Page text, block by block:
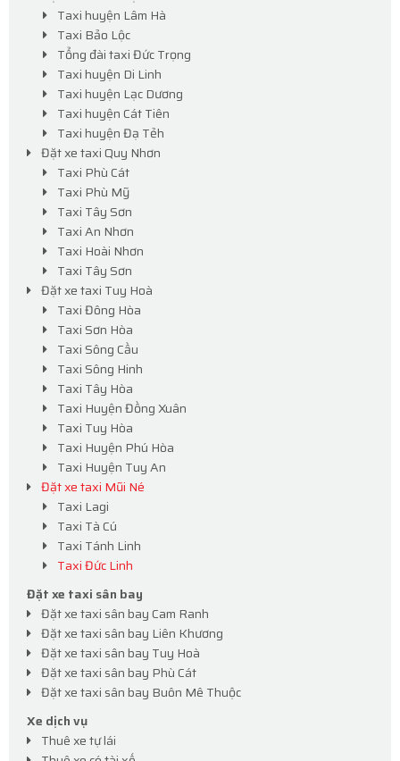
Taxi huyện Lâm Hà
Taxi Bảo Lộc
Tổng đài taxi Đức Trọng
Taxi huyện Di Linh
Taxi huyện Lạc Dương
Taxi huyện Cát Tiên
Taxi huyện Đạ Tẻh
Đặt xe taxi Quy Nhơn
Taxi Phù Cát
Taxi Phù Mỹ
Taxi Tây Sơn
Taxi An Nhơn
Taxi Hoài Nhơn
Taxi Tây Sơn
Đặt xe taxi Tuy Hoà
Taxi Đông Hòa
Taxi Sơn Hòa
Taxi Sông Cầu
Taxi Sông Hinh
Taxi Tây Hòa
Taxi Huyện Đồng Xuân
Taxi Tuy Hòa
Taxi Huyện Phú Hòa
Taxi Huyện Tuy An
Đặt xe taxi Mũi Né
Taxi Lagi
Taxi Tà Cú
Taxi Tánh Linh
Taxi Đức Linh
Đặt xe taxi sân bay
Đặt xe taxi sân bay Cam Ranh
Đặt xe taxi sân bay Liên Khương
Đặt xe taxi sân bay Tuy Hoà
Đặt xe taxi sân bay Phù Cát
Đặt xe taxi sân bay Buôn Mê Thuộc
Xe dịch vụ
Thuê xe tự lái